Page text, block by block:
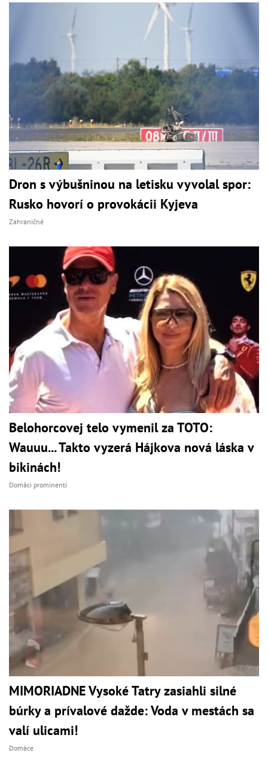
Dron s výbušninou na letisku vyvolal spor:
Rusko hovorí o provokácii Kyjeva
Zahraničné
Belohorcovej telo vymenil za TOTO:
Wauuu... Takto vyzerá Hájkova nová láska v
bikinách!
Domáci prominenti
MIMORIADNE Vysoké Tatry zasiahli silné
búrky a prívalové dažde: Voda v mestách sa
valí ulicami!
Domáce